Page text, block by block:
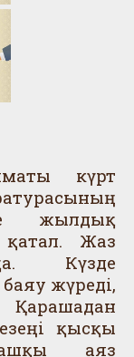
күрт
жылдық
Жаз
Күзде
жүреді,
қысқы
аяз